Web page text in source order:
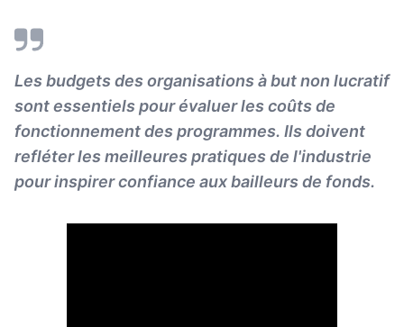
Les budgets des organisations à but non lucratif
sont essentiels pour évaluer les coûts de
fonctionnement des programmes. Ils doivent
refléter les meilleures pratiques de l'industrie
pour inspirer confiance aux bailleurs de fonds.